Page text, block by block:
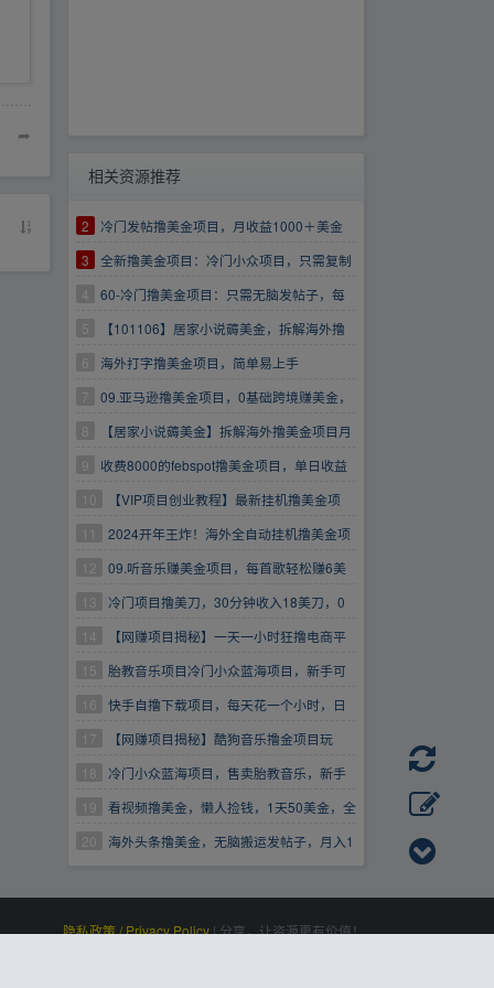
➦
相关资源推荐
2
冷门发帖撸美金项目，月收益1000＋美金
3
全新撸美金项目：冷门小众项目，只需复制
粘贴，搬运国内爽文小说，月入2000＋美金
【揭秘】
4
60-冷门撸美金项目：只需无脑发帖子，每
月1000刀，小白轻松掌握
5
【101106】居家小说薅美金，拆解海外撸
美金项目月入2000美刀
6
海外打字撸美金项目，简单易上手
7
09.亚马逊撸美金项目，0基础跨境赚美金，
解放双手，跨境刷美金
8
【居家小说薅美金】拆解海外撸美金项目月
入2000美刀详细指导
9
收费8000的febspot撸美金项目，单日收益
30美金+工作室可批量操作
10
【VIP项目创业教程】最新挂机撸美金项
目，无门槛0投入，单日可达1000+，可批量复
制
11
2024开年王炸！海外全自动挂机撸美金项
目！手机电脑均可，无需脚本，收益无上限！
12
09.听音乐赚美金项目，每首歌轻松赚6美
金13
冷门项目撸美刀，30分钟收入18美刀，0
门槛，懒人捡钱，无脑操作
14
【网赚项目揭秘】一天一小时狂撸电商平
台每单收益200+批量日入2000+
15
胎教音乐项目冷门小众蓝海项目，新手可
以操作，日入500+
16
快手自撸下载项目，每天花一个小时，日
入400-800【揭秘】
17
【网赚项目揭秘】酷狗音乐撸金项目玩
法，整理歌曲赚收益，月躺赚2000+
18
冷门小众蓝海项目，售卖胎教音乐，新手
可以操作，日入500+
19
看视频撸美金，懒人捡钱，1天50美金，全
自动收入，内部教程，首次公开
20
海外头条撸美金，无脑搬运发帖子，月入1
隐私政策 / Privacy Policy|分享，让资源更有价值！